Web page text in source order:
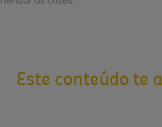
Este conteúdo te